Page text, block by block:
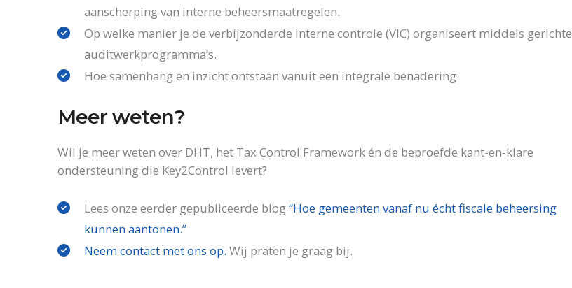
aanscherping van interne beheersmaatregelen.
Op welke manier je de verbijzonderde interne controle (VIC) organiseert middels gerichte
auditwerkprogramma’s.
Hoe samenhang en inzicht ontstaan vanuit een integrale benadering.
Meer weten?
Wil je meer weten over DHT, het Tax Control Framework én de beproefde kant-en-klare
ondersteuning die Key2Control levert?
Lees onze eerder gepubliceerde blog“Hoe gemeenten vanaf nu écht fiscale beheersing
kunnen aantonen.”
Neem contact met ons op. Wij praten je graag bij.